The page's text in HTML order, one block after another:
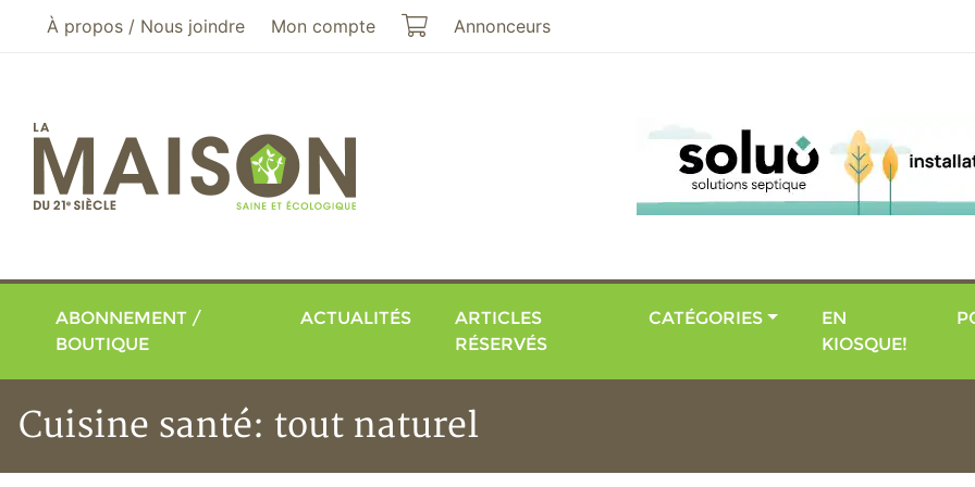
Aller au menu principal
Aller au contenu principal
À propos / Nous joindre Mon compte Mon panier
Annonceurs
ABONNEMENT /
BOUTIQUE
ACTUALITÉS
ARTICLES
RÉSERVÉS
CATÉGORIES
EN
KIOSQUE!
Cuisine santé: tout naturel